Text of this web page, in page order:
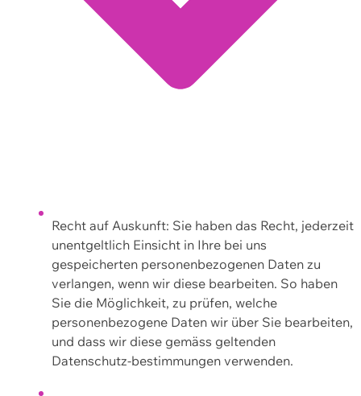
Recht auf Auskunft: Sie haben das Recht, jederzeit
unentgeltlich Einsicht in Ihre bei uns
gespeicherten personenbezogenen Daten zu
verlangen, wenn wir diese bearbeiten. So haben
Sie die Möglichkeit, zu prüfen, welche
personenbezogene Daten wir über Sie bearbeiten,
und dass wir diese gemäss geltenden
Datenschutz-bestimmungen verwenden.